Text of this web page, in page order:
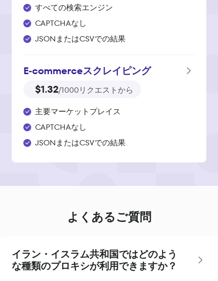
すべての検索エンジン
CAPTCHAなし
JSONまたはCSVでの結果
E‑commerceスクレイピング
$1.32/1000リクエストから
主要マーケットプレイス
CAPTCHAなし
JSONまたはCSVでの結果
よくあるご質問
イラン・イスラム共和国ではどのよう
な種類のプロキシが利用できますか？